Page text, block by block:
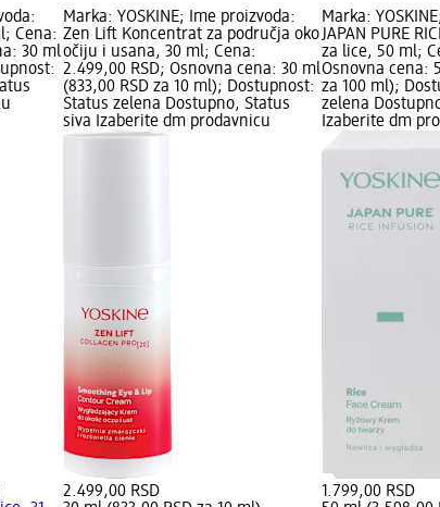
Cena:
30 ml
Marka: YOSKINE; Ime proizvoda:
Zen Lift Koncentrat za područja oko
očiju i usana, 30 ml; Cena:
2.499,00 RSD; Osnovna cena: 30 ml
(833,00 RSD za 10 ml); Dostupnost:
Status zelena Dostupno, Status
siva Izaberite dm prodavnicu
2.499,00 RSD
Marka:
JAPAN PURE
za lice, 50 ml;
Osnovna cena:
za 100 ml);
zelena
Izaberite dm
1.799,00 RSD